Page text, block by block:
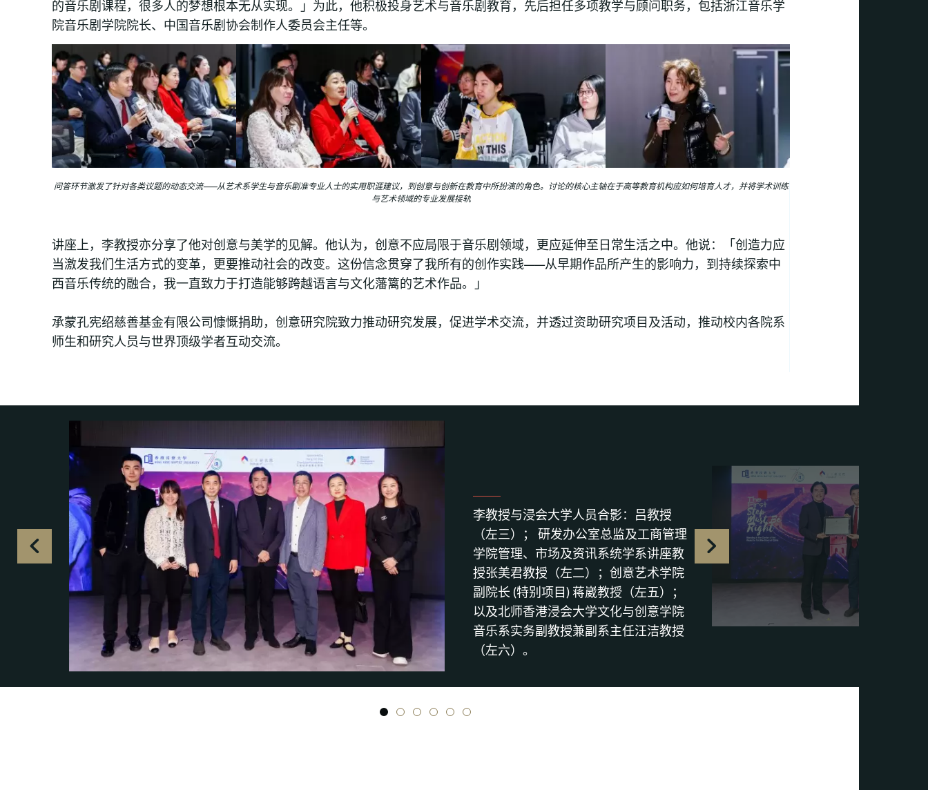
的音乐剧课程，很多人的梦想根本无从实现。」为此，他积极投身艺术与音乐剧教育，先后担任多项教学与顾问职务，包括浙江音乐学
院音乐剧学院院长、中国音乐剧协会制作人委员会主任等。
问答环节激发了针对各类议题的动态交流——从艺术系学生与音乐剧准专业人士的实用职涯建议，到创意与创新在教育中所扮演的角色。讨论的核心主轴在于高等教育机构应如何培育人才，并将学术训练
与艺术领域的专业发展接轨
讲座上，李教授亦分享了他对创意与美学的见解。他认为，创意不应局限于音乐剧领域，更应延伸至日常生活之中。他说：「创造力应
当激发我们生活方式的变革，更要推动社会的改变。这份信念贯穿了我所有的创作实践——从早期作品所产生的影响力，到持续探索中
西音乐传统的融合，我一直致力于打造能够跨越语言与文化藩篱的艺术作品。」
承蒙孔宪绍慈善基金有限公司慷慨捐助，创意研究院致力推动研究发展，促进学术交流，并透过资助研究项目及活动，推动校内各院系
师生和研究人员与世界顶级学者互动交流。
李教授与浸会大学人员合影：吕教授
（左三）； 研发办公室总监及工商管理
学院管理、市场及资讯系统学系讲座教
授张美君教授（左二）；创意艺术学院
副院长 (特别项目) 蒋崴教授（左五）；
以及北师香港浸会大学文化与创意学院
音乐系实务副教授兼副系主任汪洁教授
（左六）。
1 2 3 4 5 6